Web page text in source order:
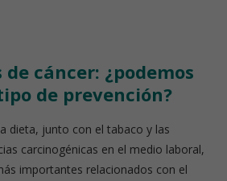
de cáncer: ¿podemos
de prevención?
dieta, junto con el tabaco y las
carcinogénicas en el medio laboral,
importantes relacionados con el